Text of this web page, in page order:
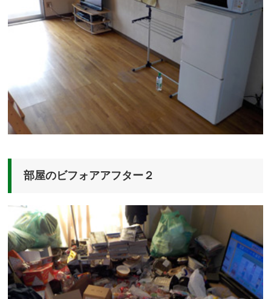
部屋のビフォアアフター２